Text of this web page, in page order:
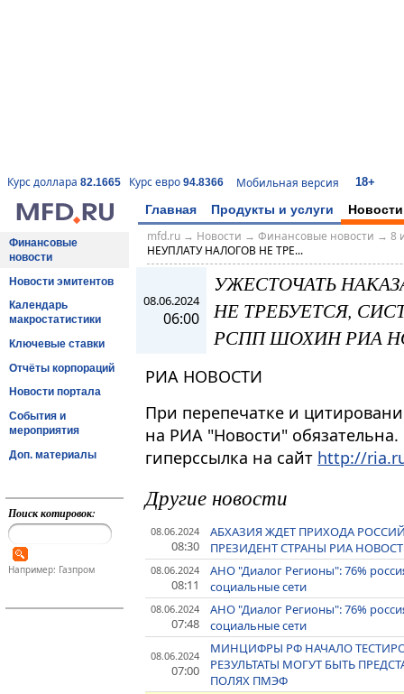
Курс доллара 82.1665 Курс евро 94.8366 Мобильная версия 18+
Главная Продукты и услуги Новости
Финансовые
новости
Новости эмитентов
Календарь
макростатистики
Ключевые ставки
Отчёты корпораций
Новости портала
События и
мероприятия
Доп. материалы
Поиск котировок:
Например: Газпром
mfd.ru→ Новости → Финансовые новости → 8
НЕУПЛАТУ НАЛОГОВ НЕ ТРЕ...
08.06.2024
06:00
УЖЕСТОЧАТЬ
НЕ ТРЕБУЕТСЯ,
РСПП ШОХИН РИА
РИА НОВОСТИ
При перепечатке и
на РИА "Новости"
гиперссылка на сайт http://
Другие новости
08.06.2024
08:30
АБХАЗИЯ ЖДЕТ ПРИХОДА
ПРЕЗИДЕНТ СТРАНЫ РИА
08.06.2024
08:11
АНО "Диалог Регионы": 76%
социальные сети
08.06.2024
07:48
АНО "Диалог Регионы": 76%
социальные сети
08.06.2024
07:00
МИНЦИФРЫ РФ НАЧАЛО
РЕЗУЛЬТАТЫ МОГУТ БЫТЬ
ПОЛЯХ ПМЭФ